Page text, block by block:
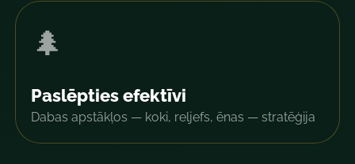
🌲
Paslēpties efektīvi
Dabas apstākļos — koki, reljefs, ēnas — stratēģija